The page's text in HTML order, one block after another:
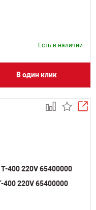
Есть в наличии
В один клик
400 220V 65400000